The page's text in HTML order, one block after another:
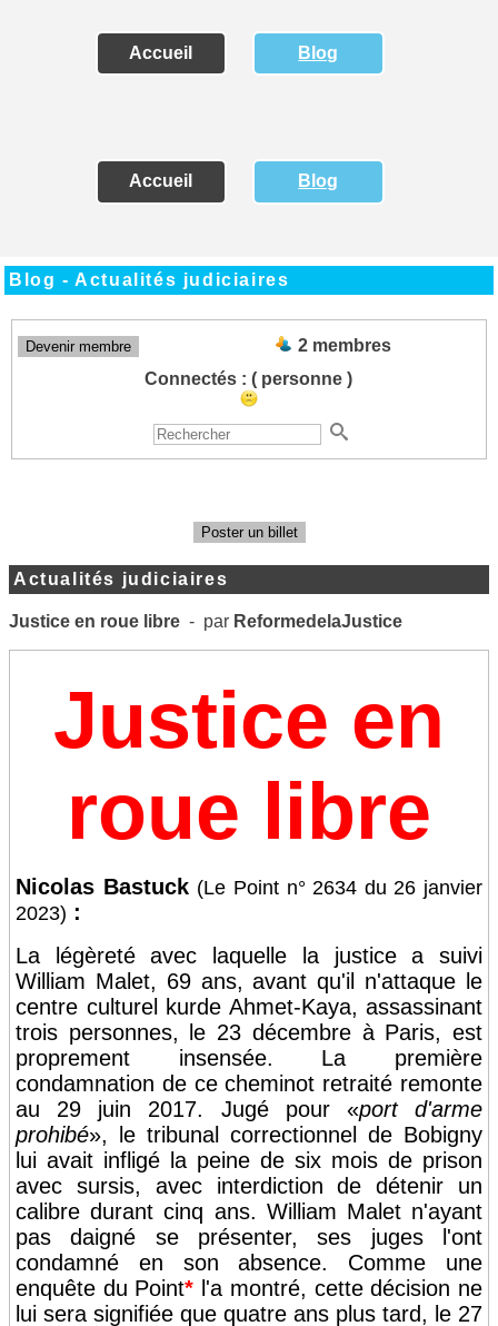
Accueil Blog
Accueil Blog
Blog - Actualités judiciaires
Devenir membre
2 membres
Connectés : ( personne )
Poster un billet
Actualités judiciaires
Justice en roue libre - par ReformedelaJustice
Justice en
roue libre
Nicolas Bastuck (Le Point n° 2634 du 26 janvier
2023) :
La légèreté avec laquelle la justice a suivi
William Malet, 69 ans, avant qu'il n'attaque le
centre culturel kurde Ahmet-Kaya, assassinant
trois personnes, le 23 décembre à Paris, est
proprement insensée. La première
condamnation de ce cheminot retraité remonte
au 29 juin 2017. Jugé pour «port d'arme
prohibé», le tribunal correctionnel de Bobigny
lui avait infligé la peine de six mois de prison
avec sursis, avec interdiction de détenir un
calibre durant cinq ans. William Malet n'ayant
pas daigné se présenter, ses juges l'ont
condamné en son absence. Comme une
enquête du Point* l'a montré, cette décision ne
lui sera signifiée que quatre ans plus tard, le 27